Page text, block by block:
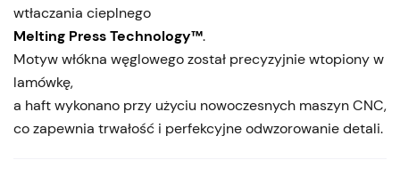
wtłaczania cieplnego
Melting Press Technology™.
Motyw włókna węglowego został precyzyjnie wtopiony w
lamówkę,
a haft wykonano przy użyciu nowoczesnych maszyn CNC,
co zapewnia trwałość i perfekcyjne odwzorowanie detali.